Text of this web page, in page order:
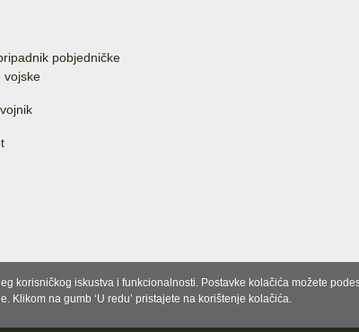
pobjedničke
vojske
korisničkog iskustva i funkcionalnosti. Postavke kolačića možete
na gumb ‘U redu’ pristajete na korištenje kolačića.